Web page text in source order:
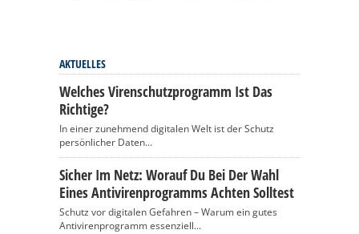
AKTUELLES
Welches Virenschutzprogramm Ist Das
Richtige?
In einer zunehmend digitalen Welt ist der Schutz
persönlicher Daten...
Sicher Im Netz: Worauf Du Bei Der Wahl
Eines Antivirenprogramms Achten Solltest
Schutz vor digitalen Gefahren – Warum ein gutes
Antivirenprogramm essenziell...